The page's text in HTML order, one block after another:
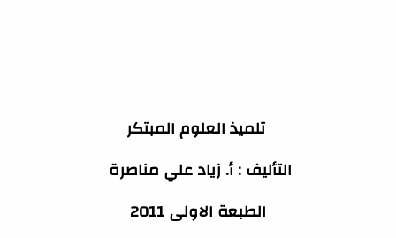
تلميذ العلوم المبتكر
التأليف : أ. زياد علي مناصرة
الطبعة الاولى 2011